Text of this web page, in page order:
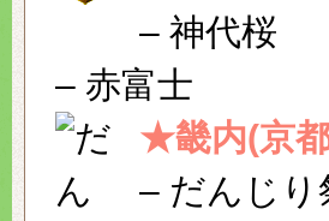
– 神代桜
– 赤富士
★畿内(京
– だんじり